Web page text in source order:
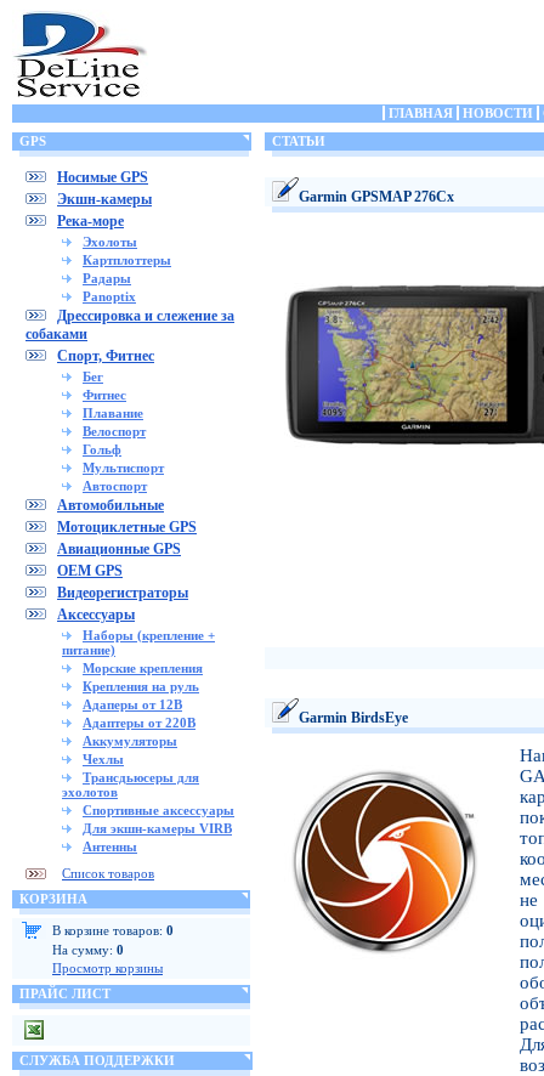
ГЛАВНАЯ НОВОСТИ
GPS
Носимые GPS
Экшн-камеры
Река-море
Эхолоты
Картплоттеры
Радары
Panoptix
Дрессировка и слежение за
собаками
Спорт, Фитнес
Бег
Фитнес
Плавание
Велоспорт
Гольф
Мультиспорт
Автоспорт
Автомобильные
Мотоциклетные GPS
Авиационные GPS
OEM GPS
Видеорегистраторы
Аксессуары
Наборы (крепление +
питание)
Морские крепления
Крепления на руль
Адаперы от 12В
Адаптеры от 220В
Аккумуляторы
Чехлы
Трансдьюсеры для
эхолотов
Спортивные аксессуары
Для экшн-камеры VIRB
Антенны
Список товаров
КОРЗИНА
В корзине товаров: 0
На сумму: 0
Просмотр корзины
ПРАЙС ЛИСТ
СЛУЖБА ПОДДЕРЖКИ
СТАТЬИ
Garmin GPSMAP 276Cx
Garmin BirdsEye